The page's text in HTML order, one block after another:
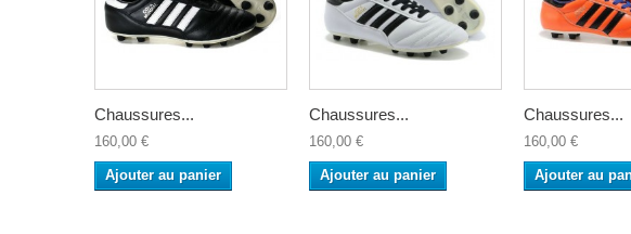
Chaussures...
160,00 €
Ajouter au panier
Chaussures...
160,00 €
Ajouter au panier
Chaussures...
160,00 €
Ajouter au